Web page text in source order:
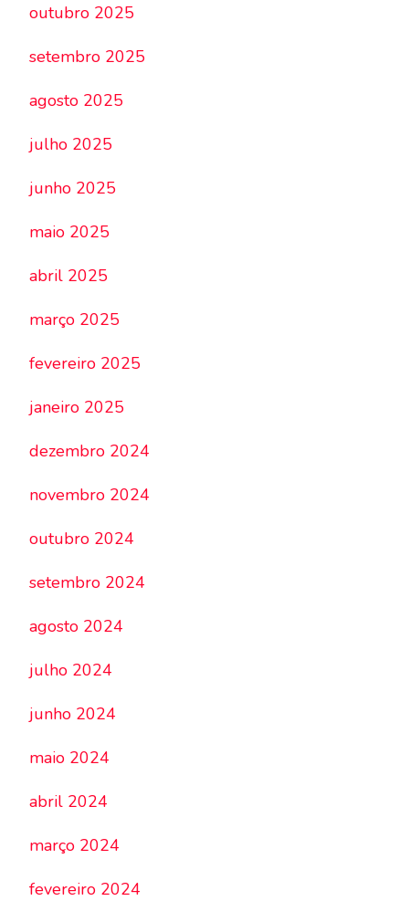
outubro 2025
setembro 2025
agosto 2025
julho 2025
junho 2025
maio 2025
abril 2025
março 2025
fevereiro 2025
janeiro 2025
dezembro 2024
novembro 2024
outubro 2024
setembro 2024
agosto 2024
julho 2024
junho 2024
maio 2024
abril 2024
março 2024
fevereiro 2024